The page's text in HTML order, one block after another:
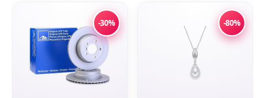
-30% -80%